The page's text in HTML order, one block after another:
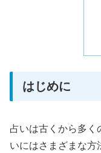
はじめに
占いは古くから多く
いにはさまざまな方